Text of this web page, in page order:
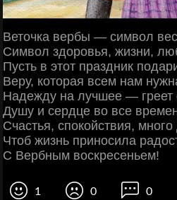
Веточка вербы — символ
Символ здоровья, жизни,
Пусть в этот праздник
Веру, которая всем нам
Надежду на лучшее — греет
Душу и сердце во все
Счастья, спокойствия,
Чтоб жизнь приносила
С Вербным воскресеньем!
1 0 0